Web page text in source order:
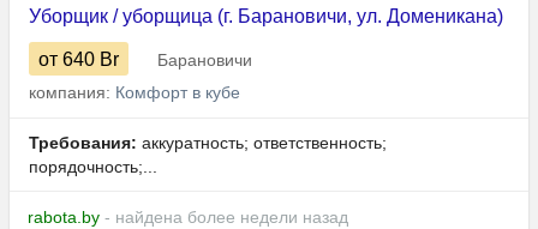
Уборщик / уборщица (г. Барановичи, ул. Доменикана)
от 640 Br
Барановичи
компания: Комфорт в кубе
Требования: аккуратность; ответственность;
порядочность;...
rabota.by - найдена более недели назад